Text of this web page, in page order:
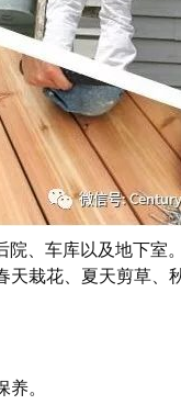
、车库以及地下室
栽花、夏天剪草、
。